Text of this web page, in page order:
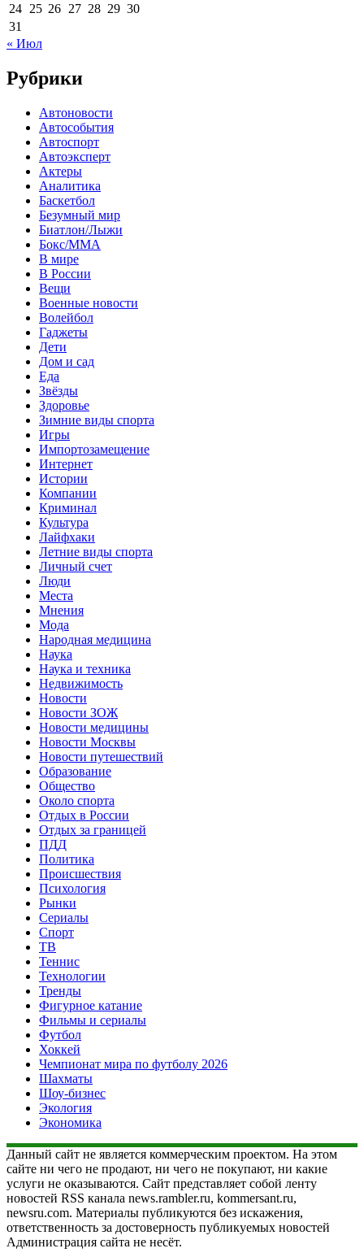
24 25 26 27 28 29 30
31
« Июл
Рубрики
Автоновости
Автособытия
Автоспорт
Автоэксперт
Актеры
Аналитика
Баскетбол
Безумный мир
Биатлон/Лыжи
Бокс/MMA
В мире
В России
Вещи
Военные новости
Волейбол
Гаджеты
Дети
Дом и сад
Еда
Звёзды
Здоровье
Зимние виды спорта
Игры
Импортозамещение
Интернет
Истории
Компании
Криминал
Культура
Лайфхаки
Летние виды спорта
Личный счет
Люди
Места
Мнения
Мода
Народная медицина
Наука
Наука и техника
Недвижимость
Новости
Новости ЗОЖ
Новости медицины
Новости Москвы
Новости путешествий
Образование
Общество
Около спорта
Отдых в России
Отдых за границей
ПДД
Политика
Происшествия
Психология
Рынки
Сериалы
Спорт
ТВ
Теннис
Технологии
Тренды
Фигурное катание
Фильмы и сериалы
Футбол
Хоккей
Чемпионат мира по футболу 2026
Шахматы
Шоу-бизнес
Экология
Экономика
Данный сайт не является коммерческим проектом. На этом
сайте ни чего не продают, ни чего не покупают, ни какие
услуги не оказываются. Сайт представляет собой ленту
новостей RSS канала news.rambler.ru, kommersant.ru,
newsru.com. Материалы публикуются без искажения,
ответственность за достоверность публикуемых новостей
Администрация сайта не несёт.